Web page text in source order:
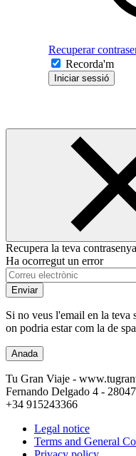
Recuperar
Recorda'm
Iniciar sessió
Recupera la teva contrasenya
Ha ocorregut un error
Enviar
Si no veus l'email en la teva
on podria estar com la de
Anada
Tu Gran Viaje -
Fernando Delgado 4 -
+34 915243366
Legal notice
Terms and General